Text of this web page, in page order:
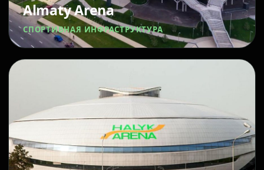
Almaty Arena
СПОРТИВНАЯ ИНФРАСТРУКТУРА